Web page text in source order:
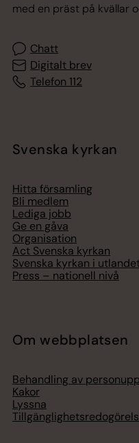
med en präst på kvällar
Chatt
Digitalt brev
Telefon 112
Svenska kyrkan
Hitta församling
Bli medlem
Lediga jobb
Ge en gåva
Organisation
Act Svenska kyrkan
Svenska kyrkan i
Press – nationell nivå
Om webbplatsen
Behandling av
Kakor
Lyssna